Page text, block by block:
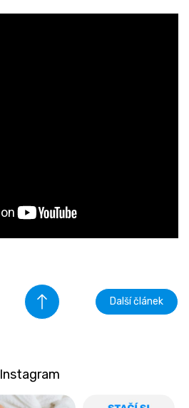
Další článek
Instagram